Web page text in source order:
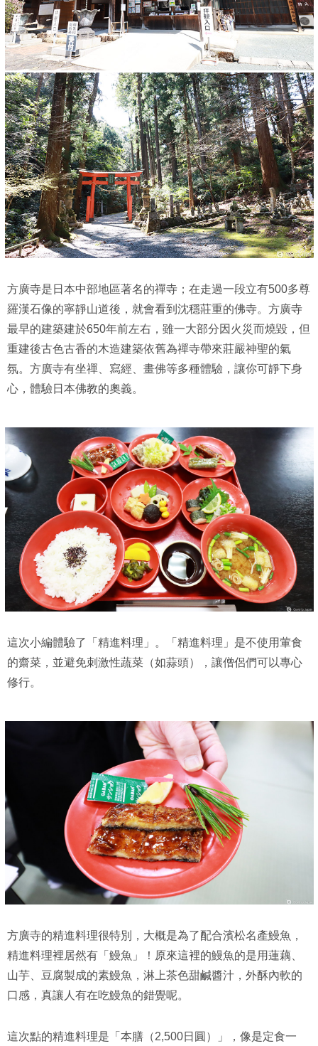
方廣寺是日本中部地區著名的禪寺；在走過一段立有500多尊
羅漢石像的寧靜山道後，就會看到沈穩莊重的佛寺。方廣寺
最早的建築建於650年前左右，雖一大部分因火災而燒毀，但
重建後古色古香的木造建築依舊為禪寺帶來莊嚴神聖的氣
氛。方廣寺有坐禪、寫經、畫佛等多種體驗，讓你可靜下身
心，體驗日本佛教的奧義。
這次小編體驗了「精進料理」。「精進料理」是不使用葷食
的齋菜，並避免刺激性蔬菜（如蒜頭），讓僧侶們可以專心
修行。
方廣寺的精進料理很特別，大概是為了配合濱松名產鰻魚，
精進料理裡居然有「鰻魚」！原來這裡的鰻魚的是用蓮藕、
山芋、豆腐製成的素鰻魚，淋上茶色甜鹹醬汁，外酥內軟的
口感，真讓人有在吃鰻魚的錯覺呢。
這次點的精進料理是「本膳（2,500日圓）」，像是定食一